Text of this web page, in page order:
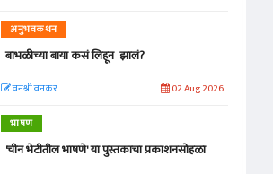
अनुभवकथन
बाभळीच्या बाया कसं लिहून झालं?
वनश्री वनकर 02 Aug 2026
भाषण
'चीन भेटीतील भाषणे' या पुस्तकाचा प्रकाशनसोहळा